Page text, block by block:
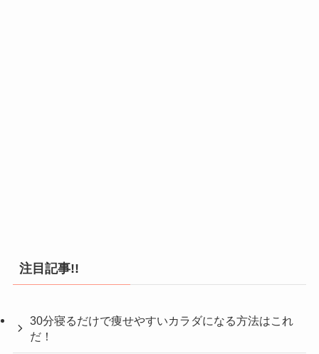
注目記事!!
30分寝るだけで痩せやすいカラダになる方法はこれ
だ！